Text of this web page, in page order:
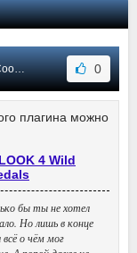
#1 0
плагина можно
4 Wild
бы ты не хотел
Но лишь в конце
о чём мог